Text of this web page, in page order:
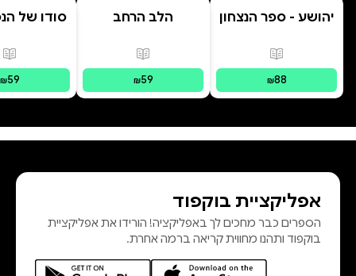
יהושע - ספר הנצחון
פורמטים זמינים מודפס
₪88
הלב הרחב
פורמטים זמינים מודפס
₪59
סודו של
₪59
אפליקציית בוקפוד
הספרים כבר מחכים לך באפליקציה! הורידו את אפליקציית
בוקפוד ותהנו מחווית קריאה ברמה אחרת.